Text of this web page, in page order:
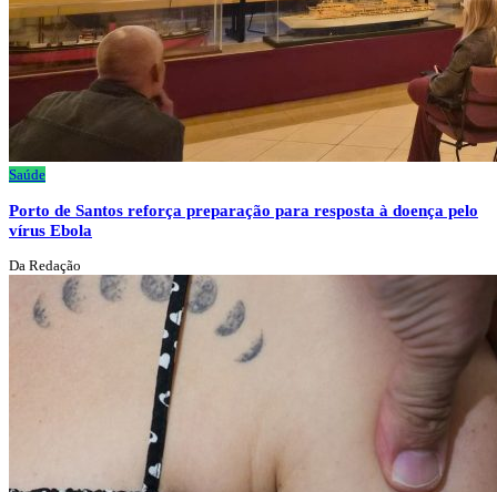
Saúde
Porto de Santos reforça preparação para resposta à doença pelo
vírus Ebola
Da Redação